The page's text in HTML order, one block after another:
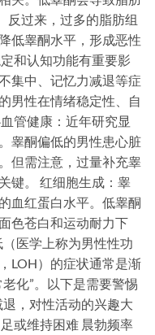
反过来，过多的脂肪组
低睾酮水平，形成恶性
和认知功能有重要影
集中、记忆力减退等症
男性在情绪稳定性、自
管健康：近年研究显
睾酮偏低的男性患心脏
但需注意，过量补充睾
键。 红细胞生成：睾
血红蛋白水平。低睾酮
色苍白和运动耐力下
医学上称为男性性功
LOH）的症状通常是渐
化”。以下是需要警惕
，对性活动的兴趣大
或维持困难 晨勃频率